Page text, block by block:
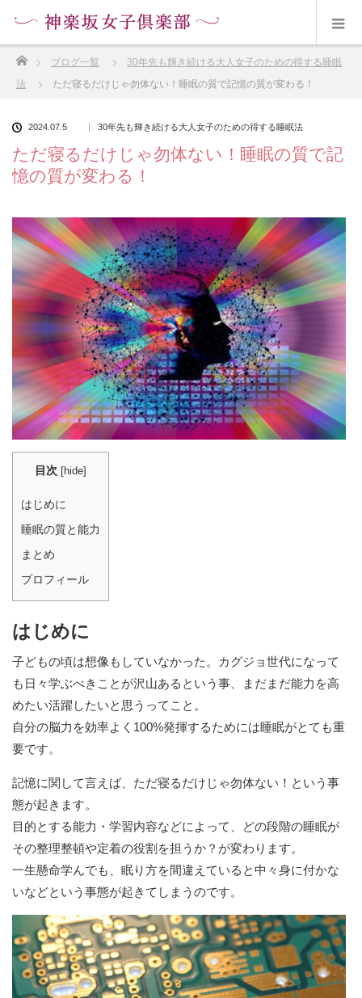
ブログ一覧
30年先も輝き続ける大人女子のための得する睡眠
法
ただ寝るだけじゃ勿体ない！睡眠の質で記憶の質が変わる！
2024.07.5 30年先も輝き続ける大人女子のための得する睡眠法
ただ寝るだけじゃ勿体ない！睡眠の質で記
憶の質が変わる！
目次 [hide]
はじめに
睡眠の質と能力
まとめ
プロフィール
はじめに
子どもの頃は想像もしていなかった。カグジョ世代になって
も日々学ぶべきことが沢山あるという事、まだまだ能力を高
めたい活躍したいと思うってこと。
自分の脳力を効率よく100%発揮するためには睡眠がとても重
要です。
記憶に関して言えば、ただ寝るだけじゃ勿体ない！という事
態が起きます。
目的とする能力・学習内容などによって、どの段階の睡眠が
その整理整頓や定着の役割を担うか？が変わります。
一生懸命学んでも、眠り方を間違えていると中々身に付かな
いなどという事態が起きてしまうのです。